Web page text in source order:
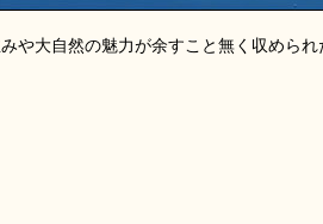
や大自然の魅力が余すこと無く収めら